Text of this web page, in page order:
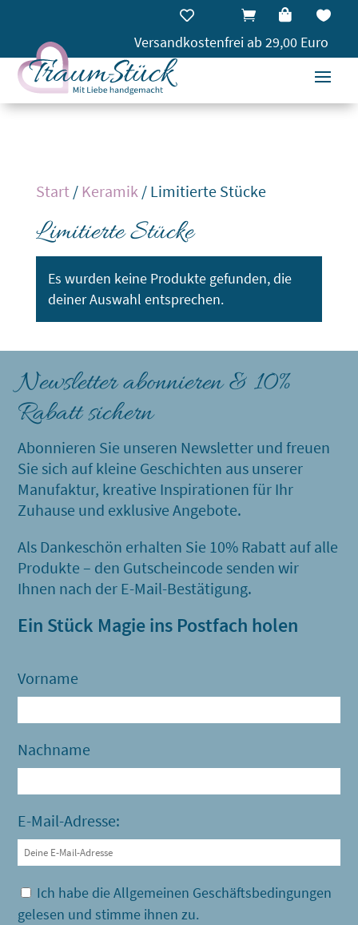




Versandkostenfrei ab 29,00 Euro
Start/ Keramik / Limitierte Stücke
Limitierte Stücke
Es wurden keine Produkte gefunden, die
deiner Auswahl entsprechen.
Newsletter abonnieren & 10%
Rabatt sichern
Abonnieren Sie unseren Newsletter und freuen
Sie sich auf kleine Geschichten aus unserer
Manufaktur, kreative Inspirationen für Ihr
Zuhause und exklusive Angebote.
Als Dankeschön erhalten Sie 10% Rabatt auf alle
Produkte – den Gutscheincode senden wir
Ihnen nach der E-Mail-Bestätigung.
Ein Stück Magie ins Postfach holen
Vorname
Nachname
E-Mail-Adresse:
Ich habe die Allgemeinen Geschäftsbedingungen
gelesen und stimme ihnen zu.